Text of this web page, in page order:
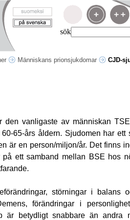
sök
Människans prionsjukdomar CJD-
den vanligaste av människan
65-års åldern. Sjudomen har ett
är en person/miljon/år. Det finns
ett samband mellan BSE hos
störningar i balans
förändringar i
är betydligt snabbare än andra